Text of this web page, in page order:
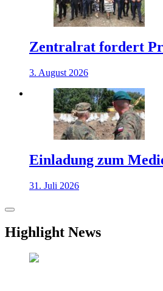
Zentralrat fordert
3. August 2026
Einladung zum
31. Juli 2026
Highlight News